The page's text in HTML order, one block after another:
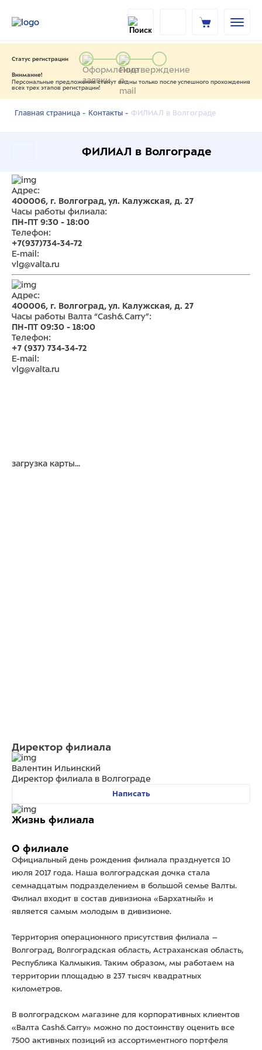
Статус регистрации
Внимание!
Персональные предложения станут видны только после успешного прохождения
всех трех этапов регистрации!
Главная страница - Контакты - ФИЛИАЛ в Волгограде
ФИЛИАЛ в Волгограде
Адрес:
400006, г. Волгоград, ул. Калужская, д. 27
Часы работы филиала:
ПН-ПТ 9:30 - 18:00
Телефон:
+7(937)734-34-72
E-mail:
vlg@valta.ru
Адрес:
400006, г. Волгоград, ул. Калужская, д. 27
Часы работы Валта “Cash&Carry”:
ПН-ПТ 09:30 - 18:00
Телефон:
+7 (937) 734-34-72
E-mail:
vlg@valta.ru
загрузка карты...
Директор филиала
Валентин Ильинский
Директор филиала в Волгограде
Написать
Жизнь филиала
О филиале
Официальный день рождения филиала празднуется 10
июля 2017 года. Наша волгоградская дочка стала
семнадцатым подразделением в большой семье Валты.
Филиал входит в состав дивизиона «Бархатный» и
является самым молодым в дивизионе.
Территория операционного присутствия филиала –
Волгоград, Волгоградская область, Астраханская область,
Республика Калмыкия. Таким образом, мы работаем на
территории площадью в 237 тысяч квадратных
километров.
В волгоградском магазине для корпоративных клиентов
«Валта Cash&Carry» можно по достоинству оценить все
7500 активных позиций из ассортиментного портфеля